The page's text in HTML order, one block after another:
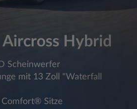
Hybrid
Scheinwerfer
mit 13 Zoll "Waterfall
Comfort® Sitze